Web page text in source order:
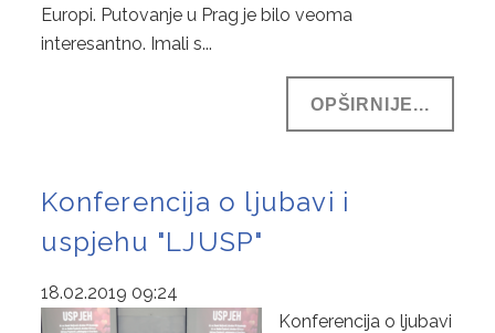
Europi. Putovanje u Prag je bilo veoma
interesantno. Imali s...
OPŠIRNIJE...
Konferencija o ljubavi i
uspjehu "LJUSP"
18.02.2019 09:24
Konferencija o ljubavi